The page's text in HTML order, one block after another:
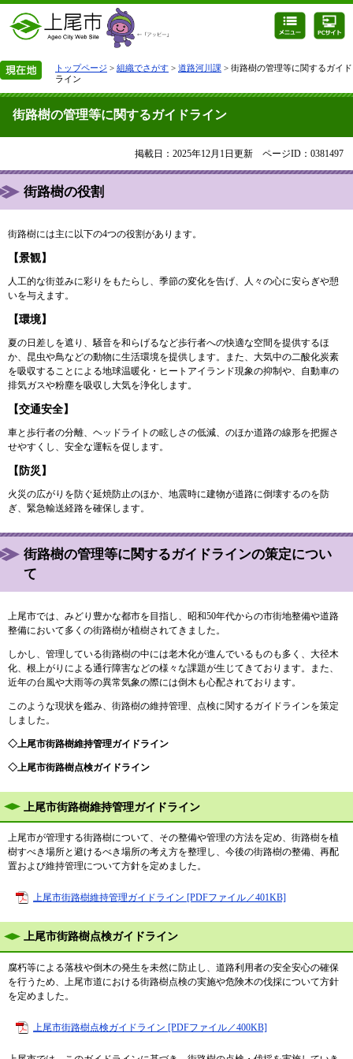
トップページ > 組織でさがす > 道路河川課 > 街路樹の管理等に関するガイド
ライン
街路樹の管理等に関するガイドライン
掲載日：2025年12月1日更新 ページID：0381497
街路樹の役割
街路樹には主に以下の4つの役割があります。
【景観】
人工的な街並みに彩りをもたらし、季節の変化を告げ、人々の心に安らぎや憩
いを与えます。
【環境】
夏の日差しを遮り、騒音を和らげるなど歩行者への快適な空間を提供するほ
か、昆虫や鳥などの動物に生活環境を提供します。また、大気中の二酸化炭素
を吸収することによる地球温暖化・ヒートアイランド現象の抑制や、自動車の
排気ガスや粉塵を吸収し大気を浄化します。
【交通安全】
車と歩行者の分離、ヘッドライトの眩しさの低減、のほか道路の線形を把握さ
せやすくし、安全な運転を促します。
【防災】
火災の広がりを防ぐ延焼防止のほか、地震時に建物が道路に倒壊するのを防
ぎ、緊急輸送経路を確保します。
街路樹の管理等に関するガイドラインの策定につい
て
上尾市では、みどり豊かな都市を目指し、昭和50年代からの市街地整備や道路
整備において多くの街路樹が植樹されてきました。
しかし、管理している街路樹の中には老木化が進んでいるものも多く、大径木
化、根上がりによる通行障害などの様々な課題が生じてきております。また、
近年の台風や大雨等の異常気象の際には倒木も心配されております。
このような現状を鑑み、街路樹の維持管理、点検に関するガイドラインを策定
しました。
◇上尾市街路樹維持管理ガイドライン
◇上尾市街路樹点検ガイドライン
上尾市街路樹維持管理ガイドライン
上尾市が管理する街路樹について、その整備や管理の方法を定め、街路樹を植
樹すべき場所と避けるべき場所の考え方を整理し、今後の街路樹の整備、再配
置および維持管理について方針を定めました。
上尾市街路樹維持管理ガイドライン [PDFファイル／401KB]
上尾市街路樹点検ガイドライン
腐朽等による落枝や倒木の発生を未然に防止し、道路利用者の安全安心の確保
を行うため、上尾市道における街路樹点検の実施や危険木の伐採について方針
を定めました。
上尾市街路樹点検ガイドライン [PDFファイル／400KB]